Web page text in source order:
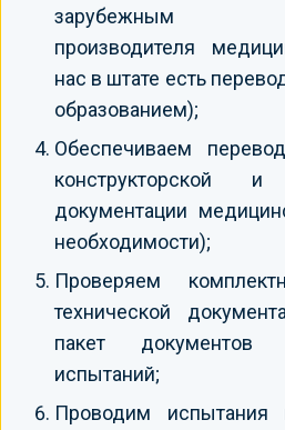
зарубежным
производителя
нас в штате есть
образованием);
Обеспечиваем
конструкторской и
документации
необходимости);
Проверяем
технической
пакет документов
испытаний;
Проводим испытания